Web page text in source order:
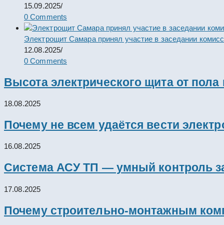
15.09.2025/
0 Comments
Электрощит Самара принял участие в заседании
12.08.2025/
0 Comments
Высота электрического щита от
18.08.2025
Почему не всем удаётся вести
16.08.2025
Система АСУ ТП — умный контроль
17.08.2025
Почему строительно-монтажным